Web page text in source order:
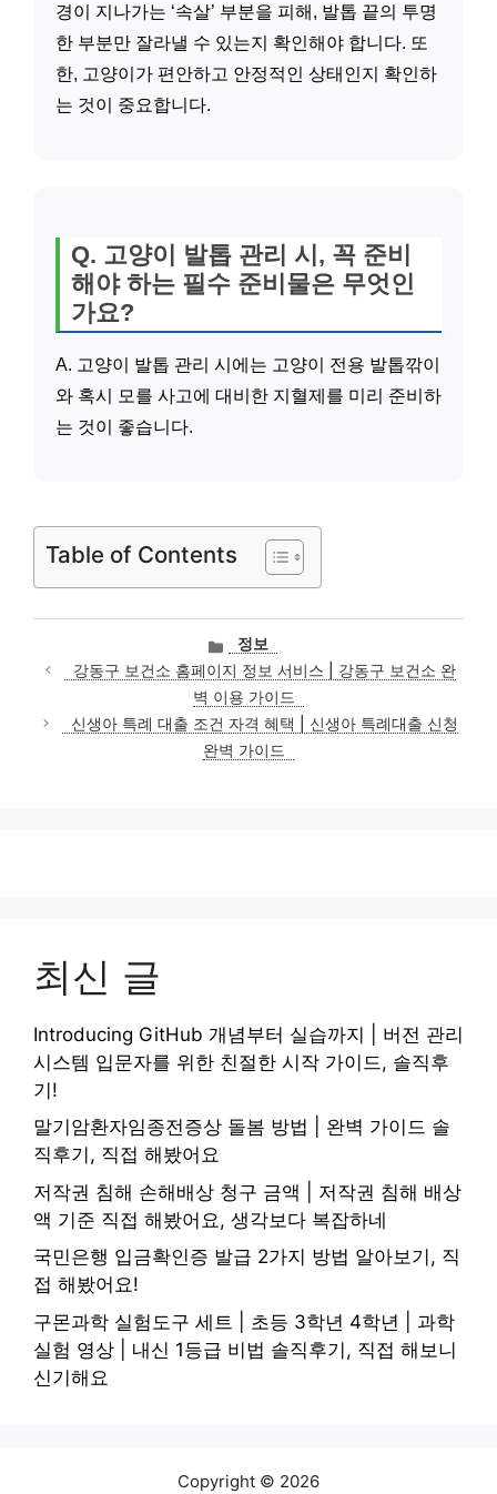
경이 지나가는 ‘속살’ 부분을 피해, 발톱 끝의 투명
한 부분만 잘라낼 수 있는지 확인해야 합니다. 또
한, 고양이가 편안하고 안정적인 상태인지 확인하
는 것이 중요합니다.
Q. 고양이 발톱 관리 시, 꼭 준비
해야 하는 필수 준비물은 무엇인
가요?
A. 고양이 발톱 관리 시에는 고양이 전용 발톱깎이
와 혹시 모를 사고에 대비한 지혈제를 미리 준비하
는 것이 좋습니다.
Table of Contents
카
테
고
리
정보
강동구 보건소 홈페이지 정보 서비스 | 강동구 보건소 완
벽 이용 가이드
신생아 특례 대출 조건 자격 혜택 | 신생아 특례대출 신청
완벽 가이드
최신 글
Introducing GitHub 개념부터 실습까지 | 버전 관리
시스템 입문자를 위한 친절한 시작 가이드, 솔직후
기!
말기암환자임종전증상 돌봄 방법 | 완벽 가이드 솔
직후기, 직접 해봤어요
저작권 침해 손해배상 청구 금액 | 저작권 침해 배상
액 기준 직접 해봤어요, 생각보다 복잡하네
국민은행 입금확인증 발급 2가지 방법 알아보기, 직
접 해봤어요!
구몬과학 실험도구 세트 | 초등 3학년 4학년 | 과학
실험 영상 | 내신 1등급 비법 솔직후기, 직접 해보니
신기해요
Copyright © 2026